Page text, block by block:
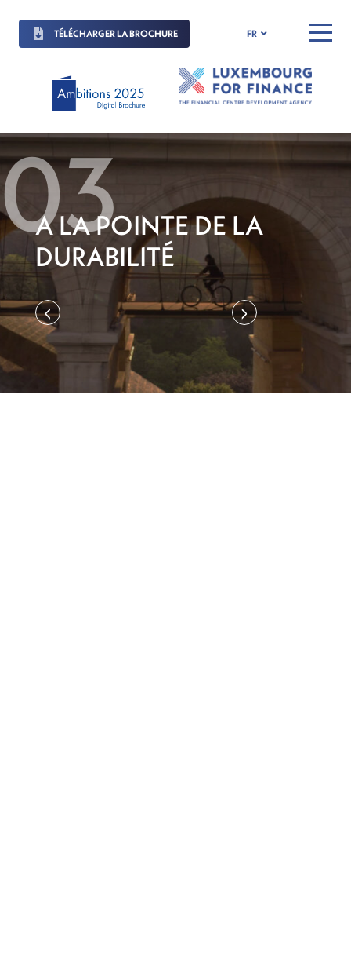
TÉLÉCHARGER LA BROCHURE FR MENU
A LA POINTE DE LA
DURABILITÉ